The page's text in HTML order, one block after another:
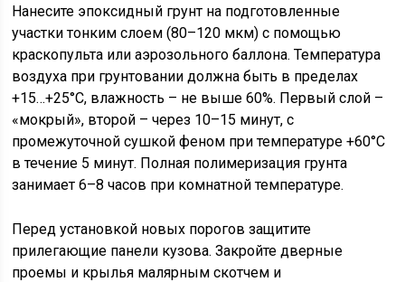
Нанесите эпоксидный грунт на подготовленные
участки тонким слоем (80–120 мкм) с помощью
краскопульта или аэрозольного баллона. Температура
воздуха при грунтовании должна быть в пределах
+15…+25°C, влажность – не выше 60%. Первый слой –
«мокрый», второй – через 10–15 минут, с
промежуточной сушкой феном при температуре +60°C
в течение 5 минут. Полная полимеризация грунта
занимает 6–8 часов при комнатной температуре.
Перед установкой новых порогов защитите
прилегающие панели кузова. Закройте дверные
проемы и крылья малярным скотчем и